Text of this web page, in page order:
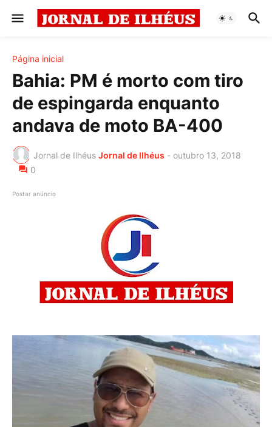
Página inicial
Bahia: PM é morto com tiro
de espingarda enquanto
andava de moto BA-400
Jornal de Ilhéus Jornal de Ilhéus - outubro 13, 2018
0
Postar anúncio